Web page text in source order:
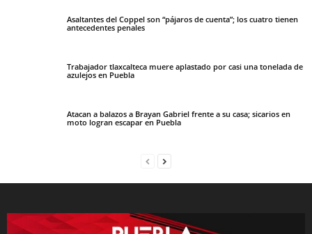
Asaltantes del Coppel son “pájaros de cuenta”; los cuatro tienen
antecedentes penales
Trabajador tlaxcalteca muere aplastado por casi una tonelada de
azulejos en Puebla
Atacan a balazos a Brayan Gabriel frente a su casa; sicarios en
moto logran escapar en Puebla